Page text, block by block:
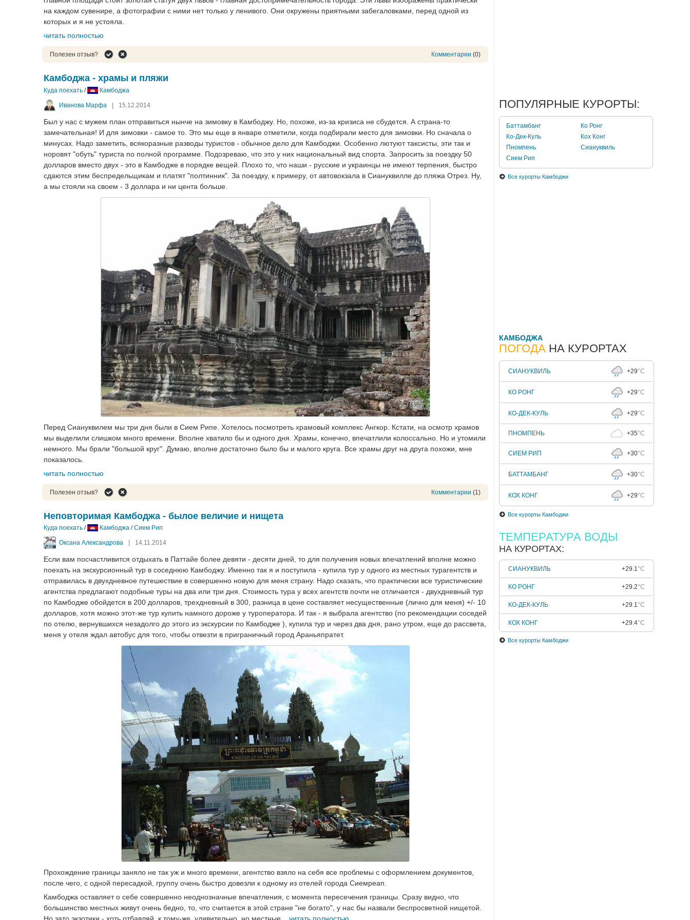
на каждом сувенире, а фотографии с ними нет только у ленивого. Они окружены приятными забегаловками, перед одной из
которых и я не устояла.
читать полностью
Полезен отзыв? Комментарии (0)
Камбоджа - храмы и пляжи
Куда поехать / Камбоджа
Иванова Марфа | 15.12.2014
Был у нас с мужем план отправиться нынче на зимовку в Камбоджу. Но, похоже, из-за кризиса не сбудется. А страна-то
замечательная! И для зимовки - самое то. Это мы еще в январе отметили, когда подбирали место для зимовки. Но сначала о
минусах. Надо заметить, всякоразные разводы туристов - обычное дело для Камбоджи. Особенно лютуют таксисты, эти так и
норовят "обуть" туриста по полной программе. Подозреваю, что это у них национальный вид спорта. Запросить за поездку 50
долларов вместо двух - это в Камбодже в порядке вещей. Плохо то, что наши - русские и украинцы не имеют терпения, быстро
сдаются этим беспредельщикам и платят "полтинник". За поездку, к примеру, от автовокзала в Сиануквилле до пляжа Отрез. Ну,
а мы стояли на своем - 3 доллара и ни цента больше.
Перед Сиануквилем мы три дня были в Сием Рипе. Хотелось посмотреть храмовый комплекс Ангкор. Кстати, на осмотр храмов
мы выделили слишком много времени. Вполне хватило бы и одного дня. Храмы, конечно, впечатлили колоссально. Но и утомили
немного. Мы брали "большой круг". Думаю, вполне достаточно было бы и малого круга. Все храмы друг на друга похожи, мне
показалось.
читать полностью
Полезен отзыв? Комментарии (1)
Неповторимая Камбоджа - былое величие и нищета
Куда поехать / Камбоджа /Сием Рип
Оксана Александрова 14.11.2014
Если вам посчастливится отдыхать в Паттайе более девяти - десяти дней, то для получения новых впечатлений вполне можно
поехать на экскурсионный тур в соседнюю Камбоджу. Именно так я и поступила - купила тур у одного из местных турагентств и
отправилась в двухдневное путешествие в совершенно новую для меня страну. Надо сказать, что практически все туристические
агентства предлагают подобные туры на два или три дня. Стоимость тура у всех агентств почти не отличается - двухдневный тур
по Камбодже обойдется в 200 долларов, трехдневный в 300, разница в цене составляет несущественные (лично для меня) +/- 10
долларов, хотя можно этот-же тур купить намного дороже у туроператора. И так - я выбрала агентство (по рекомендации соседей
по отелю, вернувшихся незадолго до этого из экскурсии по Камбодже ), купила тур и через два дня, рано утром, еще до рассвета,
меня у отеля ждал автобус для того, чтобы отвезти в приграничный город Араньяпратет.
Прохождение границы заняло не так уж и много времени, агентство взяло на себя все проблемы с оформлением документов,
после чего, с одной пересадкой, группу очень быстро довезли к одному из отелей города Сиемреап.
Камбоджа оставляет о себе совершенно неоднозначные впечатления, с момента пересечения границы. Сразу видно, что
большинство местных живут очень бедно, то, что считается в этой стране "не богато", у нас бы назвали беспросветной нищетой.
ПОПУЛЯРНЫЕ КУРОРТЫ:
Баттамбанг
Ко Ронг
Ко-Дек-Куль
Кох Конг
Пномпень
Сиануквиль
Сием Рип
Все курорты Камбоджи
КАМБОДЖА
ПОГОДА НА КУРОРТАХ
СИАНУКВИЛЬ +29°C
КО РОНГ +29°C
КО-ДЕК-КУЛЬ +29°C
ПНОМПЕНЬ +35°C
СИЕМ РИП +30°C
БАТТАМБАНГ +30°C
КОХ КОНГ +29°C
Все курорты Камбоджи
ТЕМПЕРАТУРА ВОДЫ
НА КУРОРТАХ:
СИАНУКВИЛЬ +29.1°C
КО РОНГ +29.2°C
КО-ДЕК-КУЛЬ +29.1°C
КОХ КОНГ +29.4°C
Все курорты Камбоджи